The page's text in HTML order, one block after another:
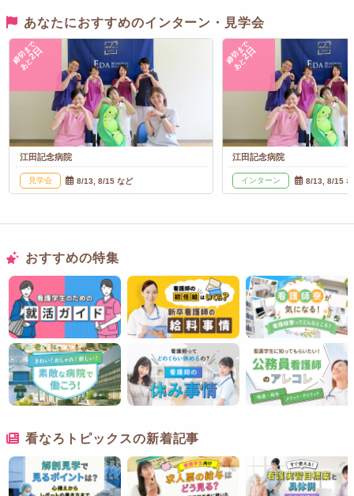
あなたにおすすめのインターン・見学会
締切まで
あと
2日
江田記念病院
見学会 8/13, 8/15 など
締切まで
あと
2日
江田記念病院
インターン 8/13, 8/15
おすすめの特集
看なろトピックスの新着記事